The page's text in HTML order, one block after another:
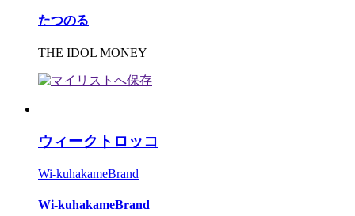
たつのる
THE IDOL MONEY
ウィークトロッコ
Wi-kuhakameBrand
Wi-kuhakameBrand